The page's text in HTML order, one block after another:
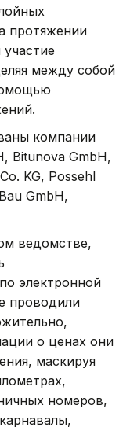
протяжении
между собой
компании
Bitunova GmbH,
KG, Possehl
GmbH,
ведомстве,
электронной
проводили
о ценах они
маскируя
номеров,